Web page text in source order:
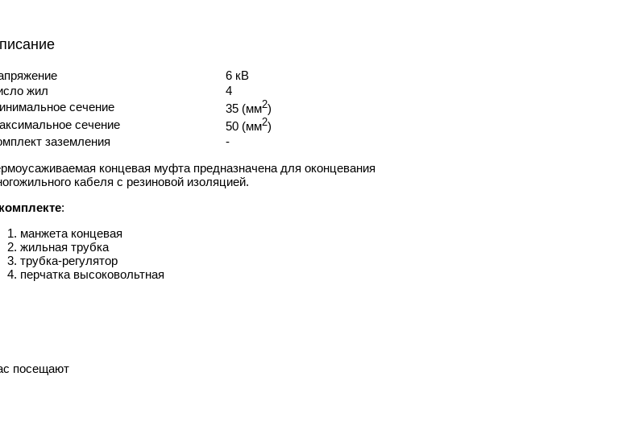
6 кВ
жил
4
сечение
35 (мм2)
сечение
50 (мм2)
заземления
-
концевая муфта предназначена для оконцевания
кабеля с резиновой изоляцией.
:
манжета концевая
жильная трубка
трубка-регулятор
перчатка высоковольтная
посещают